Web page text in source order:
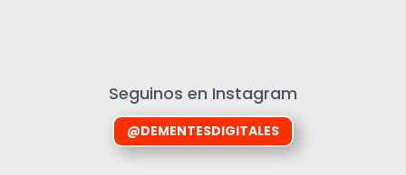
Seguinos en Instagram
@DEMENTESDIGITALES